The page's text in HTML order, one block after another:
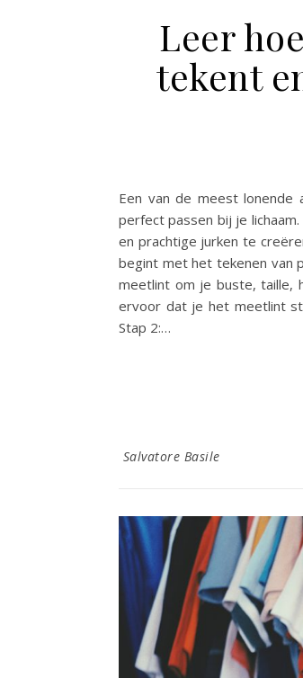
Leer
tekent
Een van de meest lonende
perfect passen bij je
en prachtige jurken te
begint met het tekenen van
meetlint om je buste, taille,
ervoor dat je het meetlint
Stap 2:…
Salvatore Basile